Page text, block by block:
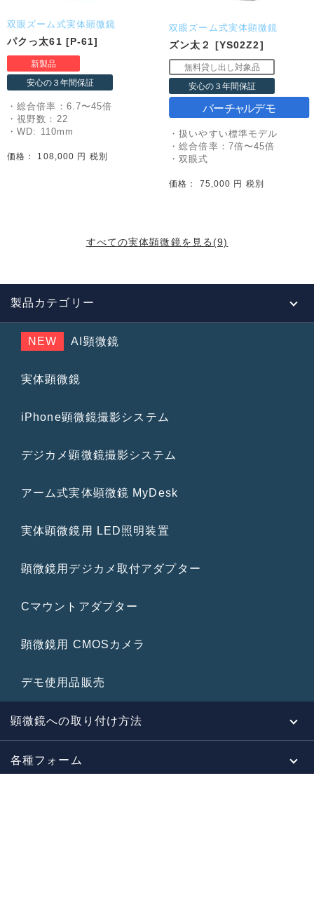
双眼ズーム式実体顕微鏡
パクっ太61 [P-61]
・総合倍率：6.7〜45倍
・視野数：22
・WD: 110mm
価格： 108,000 円 税別
双眼ズーム式実体顕微鏡
ズン太２ [YS02Z2]
・扱いやすい標準モデル
・総合倍率：7倍〜45倍
・双眼式
価格： 75,000 円 税別
すべての実体顕微鏡を見る(9)
製品カテゴリー
NEW AI顕微鏡
実体顕微鏡
iPhone顕微鏡撮影システム
デジカメ顕微鏡撮影システム
アーム式実体顕微鏡 MyDesk
実体顕微鏡用 LED照明装置
顕微鏡用デジカメ取付アダプター
Cマウントアダプター
顕微鏡用 CMOSカメラ
デモ使用品販売
顕微鏡への取り付け方法
各種フォーム